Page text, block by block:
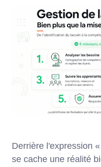
Derrière l'expression
se cache une réalité